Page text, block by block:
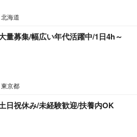
海道
量募集/幅広い年代活躍中/1日4h～
京都
日祝休み/未経験歓迎/扶養内OK